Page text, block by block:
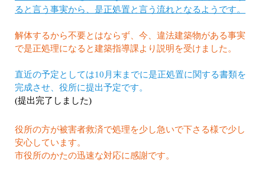
ると言う事実から、是正処置と言う流れとなるようです。
解体するから不要とはならず、今、違法建築物がある事実
で是正処理になると建築指導課より説明を受けました。
直近の予定としては10月末までに是正処置に関する書類を
完成させ、役所に提出予定です。
(提出完了しました)
役所の方が被害者救済で処理を少し急いで下さる様で少し
安心しています。
市役所のかたの迅速な対応に感謝です。